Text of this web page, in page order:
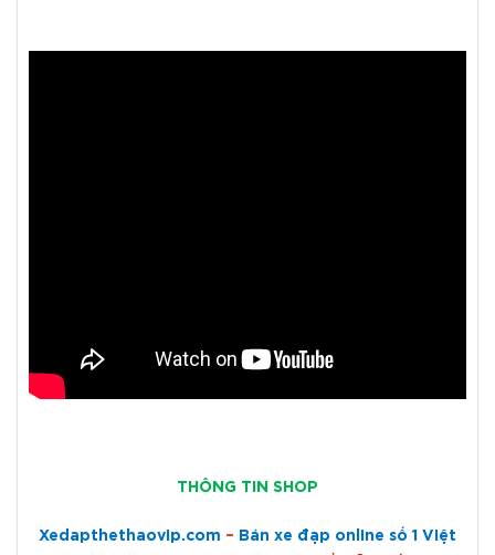
THÔNG TIN SHOP
Xedapthethaovip.com – Bán xe đạp online số 1 Việt